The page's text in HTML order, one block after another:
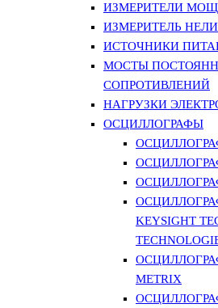
ИЗМЕРИТЕЛИ
ИЗМЕРИТЕЛЬ
ИСТОЧНИКИ
МОСТЫ
СОПРОТИВЛЕНИЙ
НАГРУЗКИ
ОСЦИЛЛОГРАФЫ
KEYSIGHT
METRIX